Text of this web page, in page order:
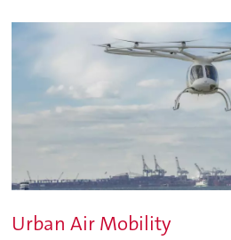
Urban Air Mobility